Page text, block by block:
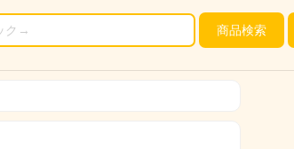
商品検索